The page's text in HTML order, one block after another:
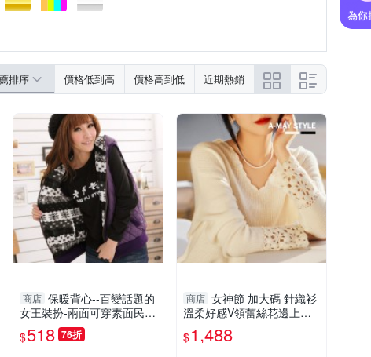
排序 價格低到高 價格高到低 近期熱銷
商店 保暖背心--百變話題的
女王裝扮-兩面可穿素面民俗
風格連帽背心(黑.紫M-2L)-J
73眼圈熊中大尺碼
$518 76折
商店 女神節 加大碼 針織衫
溫柔好感V領蕾絲花邊上衣
(M-XL)
$1,488